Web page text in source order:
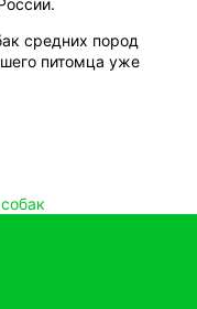
средних пород
питомца уже